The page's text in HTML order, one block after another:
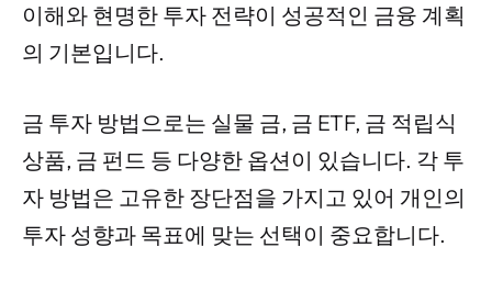
이해와 현명한 투자 전략이 성공적인 금융 계획
의 기본입니다.
금 투자 방법으로는 실물 금, 금 ETF, 금 적립식
상품, 금 펀드 등 다양한 옵션이 있습니다. 각 투
자 방법은 고유한 장단점을 가지고 있어 개인의
투자 성향과 목표에 맞는 선택이 중요합니다.